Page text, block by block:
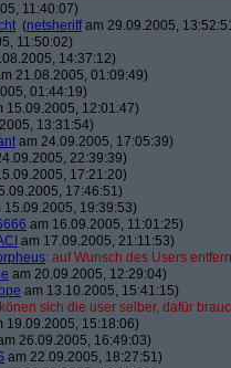
11:40:07)
(netsheriffam 29.09.2005,
11:50:02)
14:37:12)
21.08.2005, 01:09:49)
01:44:19)
15.09.2005, 12:01:47)
13:31:54)
am 24.09.2005, 17:05:39)
22:39:39)
17:21:20)
17:46:51)
15.09.2005, 19:39:53)
am 16.09.2005, 11:01:25)
am 17.09.2005, 21:11:53)
: auf Wunsch des Users
am 20.09.2005, 12:29:04)
am 13.10.2005, 15:41:15)
sich die user selber, dafür
19.09.2005, 15:18:06)
26.09.2005, 16:49:03)
am 22.09.2005, 18:27:51)